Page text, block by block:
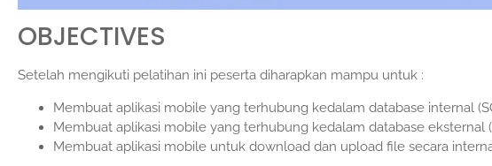
OBJECTIVES
Setelah mengikuti pelatihan ini peserta diharapkan mampu untuk :
Membuat aplikasi mobile yang terhubung kedalam database internal
Membuat aplikasi mobile yang terhubung kedalam database eksternal
Membuat aplikasi mobile untuk download dan upload file secara